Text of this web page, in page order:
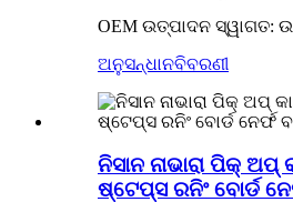
OEM ଉତ୍ପାଦନ ସ୍ୱାଗତ:
ଅନୁସନ୍ଧାନବିବରଣୀ
ନିସାନ ନାଭାରା ପିକ୍ ଅପ୍
ଷ୍ଟେପ୍ସ ରନିଂ ବୋର୍ଡ